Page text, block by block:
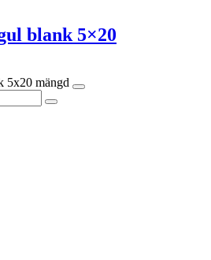
blank 5×20
5x20 mängd